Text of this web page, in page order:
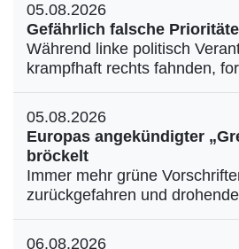
05.08.2026
Gefährlich falsche
Während linke politisch
krampfhaft rechts fahnden,
05.08.2026
Europas angekündigter
bröckelt
Immer mehr grüne
zurückgefahren und
06.08.2026